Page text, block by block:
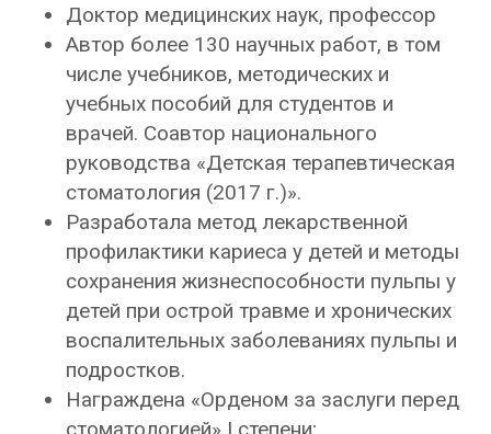
Доктор медицинских наук, профессор
Автор более 130 научных работ, в том
числе учебников, методических и
учебных пособий для студентов и
врачей. Соавтор национального
руководства «Детская терапевтическая
стоматология (2017 г.)».
Разработала метод лекарственной
профилактики кариеса у детей и методы
сохранения жизнеспособности пульпы у
детей при острой травме и хронических
воспалительных заболеваниях пульпы и
подростков.
Награждена «Орденом за заслуги перед